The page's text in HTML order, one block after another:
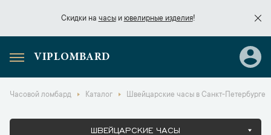
Скидки на часыи ювелирные изделия!
Скидки начасы
VIPLOMBARD
Часовой ломбард Каталог Швейцарские часы в Санкт-Петербурге
ШВЕЙЦАРСКИЕ ЧАСЫ